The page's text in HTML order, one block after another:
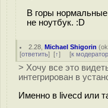
В горы
не ноутбук. :D
2.28 ,Michael Shigorin (ok
[ответить] [↑] [к
> Хочу все это
интегрирован в
Именно в livecd или